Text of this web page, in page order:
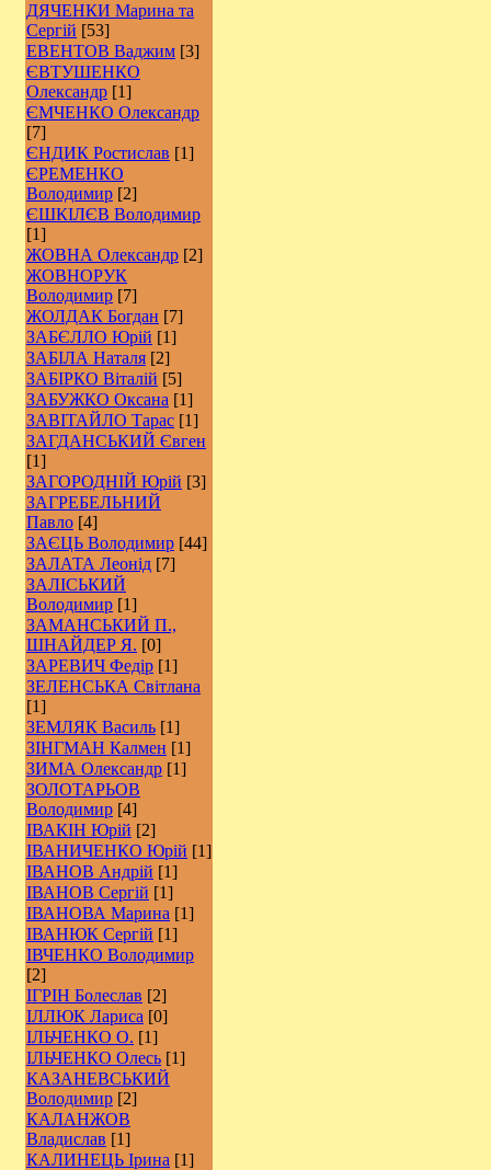
ДЯЧЕНКИ Марина та
Сергій [53]
ЕВЕНТОВ Ваджим [3]
ЄВТУШЕНКО
Олександр [1]
ЄМЧЕНКО Олександр
[7]
ЄНДИК Ростислав [1]
ЄРЕМЕНКО
Володимир [2]
ЄШКІЛЄВ Володимир
[1]
ЖОВНА Олександр [2]
ЖОВНОРУК
Володимир [7]
ЖОЛДАК Богдан [7]
ЗАБЄЛЛО Юрій [1]
ЗАБІЛА Наталя [2]
ЗАБІРКО Віталій [5]
ЗАБУЖКО Оксана [1]
ЗАВІТАЙЛО Тарас [1]
ЗАГДАНСЬКИЙ Євген
[1]
ЗАГОРОДНІЙ Юрій [3]
ЗАГРЕБЕЛЬНИЙ
Павло [4]
ЗАЄЦЬ Володимир [44]
ЗАЛАТА Леонід [7]
ЗАЛІСЬКИЙ
Володимир [1]
ЗАМАНСЬКИЙ П.,
ШНАЙДЕР Я. [0]
ЗАРЕВИЧ Федір [1]
ЗЕЛЕНСЬКА Світлана
[1]
ЗЕМЛЯК Василь [1]
ЗІНГМАН Калмен [1]
ЗИМА Олександр [1]
ЗОЛОТАРЬОВ
Володимир [4]
ІВАКІН Юрій [2]
ІВАНИЧЕНКО Юрій [1]
ІВАНОВ Андрій [1]
ІВАНОВ Сергій [1]
ІВАНОВА Марина [1]
ІВАНЮК Сергій [1]
ІВЧЕНКО Володимир
[2]
ІГРІН Болеслав [2]
ІЛЛЮК Лариса [0]
ІЛЬЧЕНКО О. [1]
ІЛЬЧЕНКО Олесь [1]
КАЗАНЕВСЬКИЙ
Володимир [2]
КАЛАНЖОВ
Владислав [1]
КАЛИНЕЦЬ Ірина [1]